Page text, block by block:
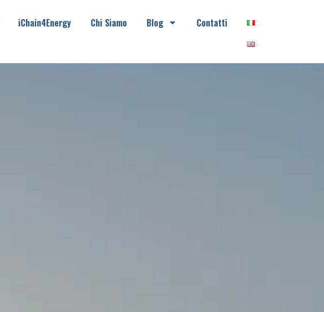
iChain4Energy Chi Siamo Blog Contatti